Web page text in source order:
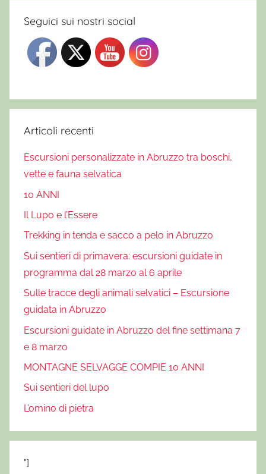
Seguici sui nostri social
Articoli recenti
Escursioni personalizzate in Abruzzo tra boschi,
vette e fauna selvatica
10 ANNI
Il Lupo e l’Essere
Trekking in tenda e sacco a pelo in Abruzzo
Sui sentieri di primavera: escursioni guidate in
programma dal 28 marzo al 6 aprile
Sulle tracce degli animali selvatici – Escursione
guidata in Abruzzo
Escursioni guidate in Abruzzo del fine settimana 7
e 8 marzo
MONTAGNE SELVAGGE COMPIE 10 ANNI
Sui sentieri del lupo
L’omino di pietra
"]